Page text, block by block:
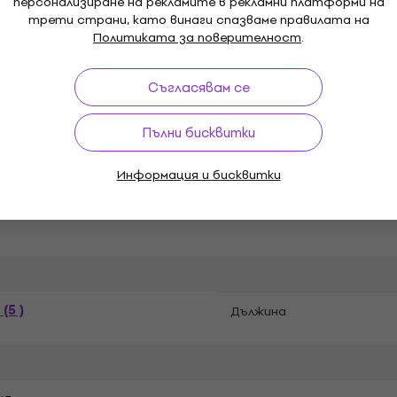
трети страни, като винаги спазваме правилата на
Политиката за поверителност.
Съгласявам се
Пълни бисквитки
Информация и бисквитки
(100 %)
Цвят
) Дължина